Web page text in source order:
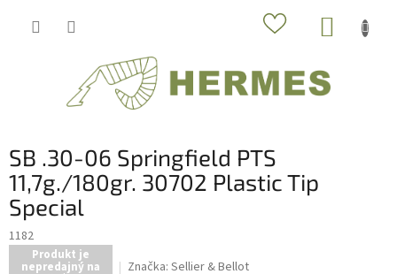
SB .30-06 Springfield PTS
11,7g./180gr. 30702 Plastic Tip
Special
1182
Produkt je
nepredajný na Značka: Sellier & Bellot